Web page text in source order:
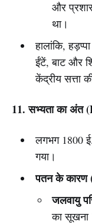
और
था।
हालांकि,
ईंटें, बाट और
केंद्रीय सत्ता
11. सभ्यता का अंत
लगभग 1800
गया।
पतन के कारण
जलवायु
का